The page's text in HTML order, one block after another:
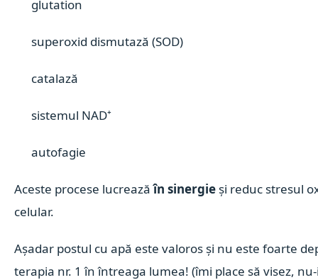
glutation
superoxid dismutază (SOD)
catalază
sistemul NAD⁺
autofagie
Aceste procese lucreazăîn sinergie și reduc stresul
celular.
Așadar postul cu apă este valoros și nu este foarte
terapia nr. 1 în întreaga lumea! (îmi place să visez, nu-